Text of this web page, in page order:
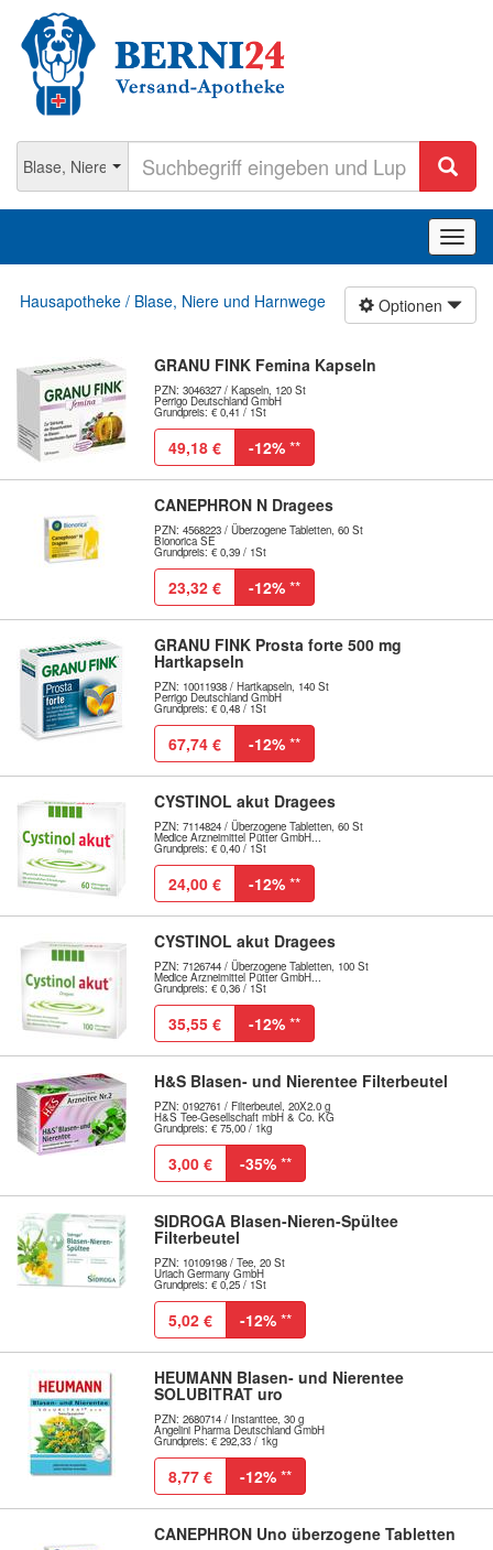
ein-/
Optionen
Hausapotheke / Blase, Niere und Harnwege
GRANU FINK Femina Kapseln
PZN: 3046327 / Kapseln, 120 St
Perrigo Deutschland GmbH
Grundpreis: € 0,41 / 1St
49,18 € -12% **
CANEPHRON N Dragees
PZN: 4568223 / Überzogene Tabletten, 60 St
Bionorica SE
Grundpreis: € 0,39 / 1St
23,32 € -12% **
GRANU FINK Prosta forte 500 mg
Hartkapseln
PZN: 10011938 / Hartkapseln, 140 St
Perrigo Deutschland GmbH
Grundpreis: € 0,48 / 1St
67,74 € -12% **
CYSTINOL akut Dragees
PZN: 7114824 / Überzogene Tabletten, 60 St
Medice Arzneimittel Pütter GmbH...
Grundpreis: € 0,40 / 1St
24,00 € -12% **
CYSTINOL akut Dragees
PZN: 7126744 / Überzogene Tabletten, 100 St
Medice Arzneimittel Pütter GmbH...
Grundpreis: € 0,36 / 1St
35,55 € -12% **
H&S Blasen- und Nierentee Filterbeutel
PZN: 0192761 / Filterbeutel, 20X2.0 g
H&S Tee-Gesellschaft mbH & Co. KG
Grundpreis: € 75,00 / 1kg
3,00 € -35% **
SIDROGA Blasen-Nieren-Spültee
Filterbeutel
PZN: 10109198 / Tee, 20 St
Uriach Germany GmbH
Grundpreis: € 0,25 / 1St
5,02 € -12% **
HEUMANN Blasen- und Nierentee
SOLUBITRAT uro
PZN: 2680714 / Instanttee, 30 g
Angelini Pharma Deutschland GmbH
Grundpreis: € 292,33 / 1kg
8,77 € -12% **
CANEPHRON Uno überzogene Tabletten